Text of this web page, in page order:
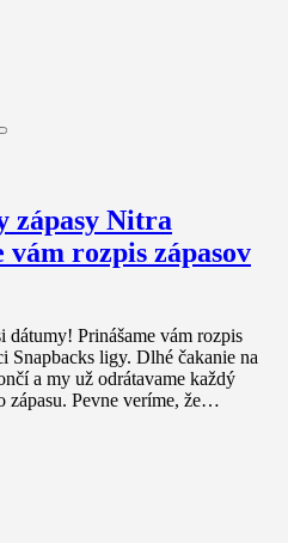
zápasy Nitra
rozpis zápasov
dátumy! Prinášame vám rozpis
Snapbacks ligy. Dlhé čakanie na
a my už odrátavame každý
zápasu. Pevne veríme, že…